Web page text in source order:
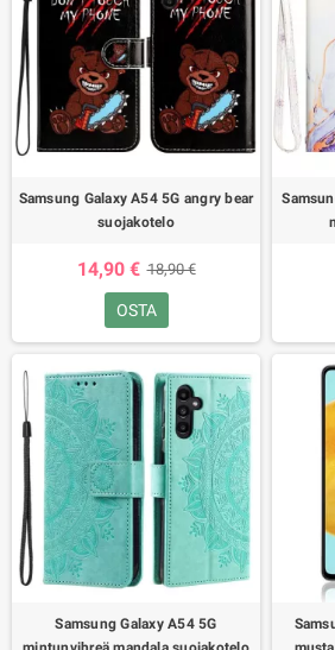
Samsung Galaxy A54 5G angry bear
suojakotelo
14,90 € 18,90 €
OSTA
Samsung Galaxy A54 5G